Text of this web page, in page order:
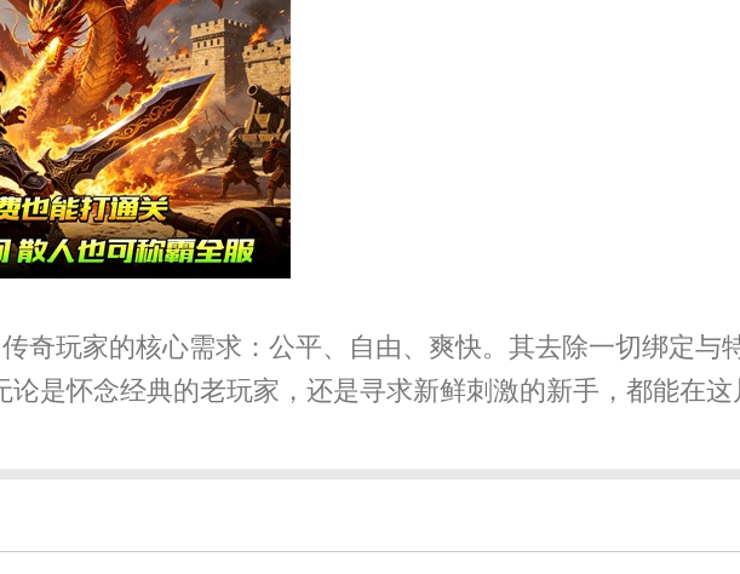
奇玩家的核心需求：公平、自由、爽快。其去除一切绑定
是怀念经典的老玩家，还是寻求新鲜刺激的新手，都能在